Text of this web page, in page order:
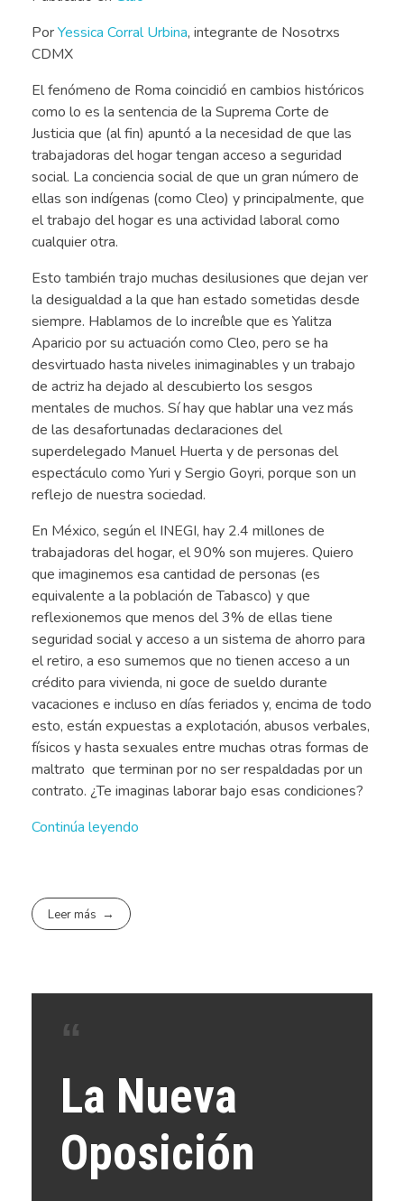
PorYessica Corral Urbina, integrante de Nosotrxs
CDMX
El fenómeno de Roma coincidió en cambios históricos
como lo es la sentencia de la Suprema Corte de
Justicia que (al fin) apuntó a la necesidad de que las
trabajadoras del hogar tengan acceso a seguridad
social. La conciencia social de que un gran número de
ellas son indígenas (como Cleo) y principalmente, que
el trabajo del hogar es una actividad laboral como
cualquier otra.
Esto también trajo muchas desilusiones que dejan ver
la desigualdad a la que han estado sometidas desde
siempre. Hablamos de lo increíble que es Yalitza
Aparicio por su actuación como Cleo, pero se ha
desvirtuado hasta niveles inimaginables y un trabajo
de actriz ha dejado al descubierto los sesgos
mentales de muchos. Sí hay que hablar una vez más
de las desafortunadas declaraciones del
superdelegado Manuel Huerta y de personas del
espectáculo como Yuri y Sergio Goyri, porque son un
reflejo de nuestra sociedad.
En México, según el INEGI, hay 2.4 millones de
trabajadoras del hogar, el 90% son mujeres. Quiero
que imaginemos esa cantidad de personas (es
equivalente a la población de Tabasco) y que
reflexionemos que menos del 3% de ellas tiene
seguridad social y acceso a un sistema de ahorro para
el retiro, a eso sumemos que no tienen acceso a un
crédito para vivienda, ni goce de sueldo durante
vacaciones e incluso en días feriados y, encima de todo
esto, están expuestas a explotación, abusos verbales,
físicos y hasta sexuales entre muchas otras formas de
maltrato que terminan por no ser respaldadas por un
contrato. ¿Te imaginas laborar bajo esas condiciones?
Continúa leyendo
Leer más
La Nueva
Oposición